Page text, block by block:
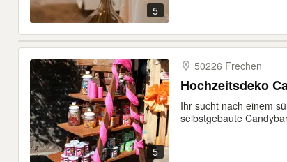
5
5
50226 Frechen
Hochzeitsdeko
Ihr sucht nach einem
selbstgebaute